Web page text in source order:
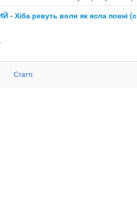
- Хіба ревуть воли як ясла повні
Статті